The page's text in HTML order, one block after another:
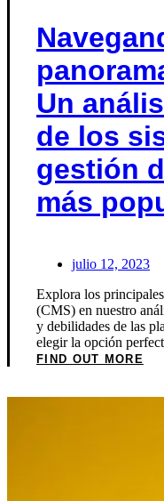
Un
de los
gestión
más
julio 12, 2023
Explora los
(CMS) en nuestro
y debilidades de las
elegir la opción
FIND OUT MORE